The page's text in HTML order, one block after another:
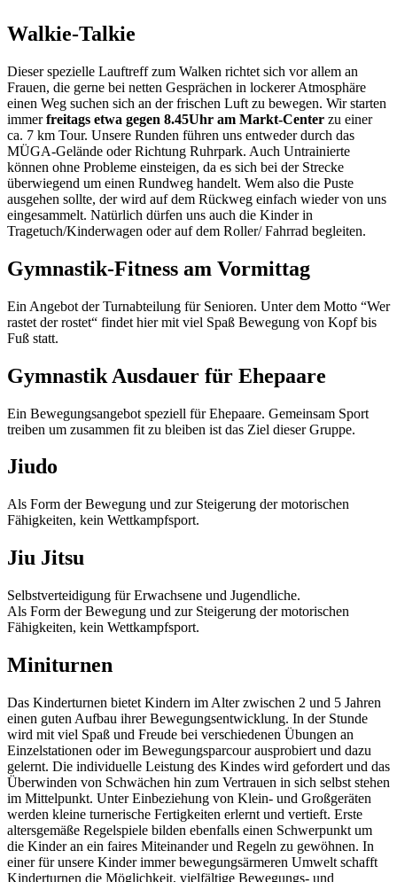
Walkie-Talkie
Dieser spezielle Lauftreff zum Walken richtet sich vor allem an
Frauen, die gerne bei netten Gesprächen in lockerer Atmosphäre
einen Weg suchen sich an der frischen Luft zu bewegen. Wir starten
immerfreitags etwa gegen 8.45Uhr am Markt-Center zu einer
ca. 7 km Tour. Unsere Runden führen uns entweder durch das
MÜGA-Gelände oder Richtung Ruhrpark. Auch Untrainierte
können ohne Probleme einsteigen, da es sich bei der Strecke
überwiegend um einen Rundweg handelt. Wem also die Puste
ausgehen sollte, der wird auf dem Rückweg einfach wieder von uns
eingesammelt. Natürlich dürfen uns auch die Kinder in
Tragetuch/Kinderwagen oder auf dem Roller/ Fahrrad begleiten.
Gymnastik-Fitness am Vormittag
Ein Angebot der Turnabteilung für Senioren. Unter dem Motto “Wer
rastet der rostet“ findet hier mit viel Spaß Bewegung von Kopf bis
Fuß statt.
Gymnastik Ausdauer für Ehepaare
Ein Bewegungsangebot speziell für Ehepaare. Gemeinsam Sport
treiben um zusammen fit zu bleiben ist das Ziel dieser Gruppe.
Jiudo
Als Form der Bewegung und zur Steigerung der motorischen
Fähigkeiten, kein Wettkampfsport.
Jiu Jitsu
Selbstverteidigung für Erwachsene und Jugendliche.
Als Form der Bewegung und zur Steigerung der motorischen
Fähigkeiten, kein Wettkampfsport.
Miniturnen
Das Kinderturnen bietet Kindern im Alter zwischen 2 und 5 Jahren
einen guten Aufbau ihrer Bewegungsentwicklung. In der Stunde
wird mit viel Spaß und Freude bei verschiedenen Übungen an
Einzelstationen oder im Bewegungsparcour ausprobiert und dazu
gelernt. Die individuelle Leistung des Kindes wird gefordert und das
Überwinden von Schwächen hin zum Vertrauen in sich selbst stehen
im Mittelpunkt. Unter Einbeziehung von Klein- und Großgeräten
werden kleine turnerische Fertigkeiten erlernt und vertieft. Erste
altersgemäße Regelspiele bilden ebenfalls einen Schwerpunkt um
die Kinder an ein faires Miteinander und Regeln zu gewöhnen. In
einer für unsere Kinder immer bewegungsärmeren Umwelt schafft
Kinderturnen die Möglichkeit, vielfältige Bewegungs- und